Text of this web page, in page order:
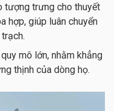
tượng trưng cho thuyết
hợp, giúp luân chuyển
mô lớn, nhằm khẳng
thịnh của dòng họ.